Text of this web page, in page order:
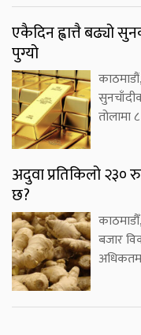
एकैदिन ह्वात्तै बढ्यो
पुग्यो
तोलामा ८
अदुवा प्रतिकिलो
छ?
बजार